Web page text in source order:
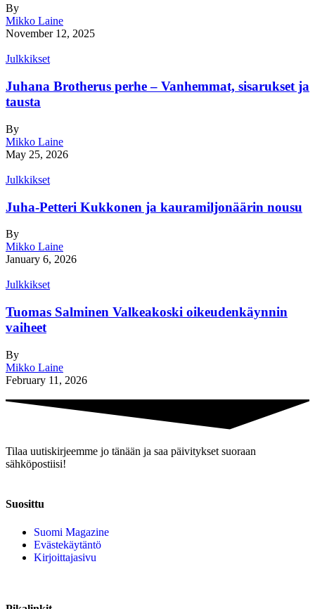
By
Mikko Laine
November 12, 2025
Julkkikset
Juhana Brotherus perhe – Vanhemmat, sisarukset ja
tausta
By
Mikko Laine
May 25, 2026
Julkkikset
Juha-Petteri Kukkonen ja kauramiljonäärin nousu
By
Mikko Laine
January 6, 2026
Julkkikset
Tuomas Salminen Valkeakoski oikeudenkäynnin
vaiheet
By
Mikko Laine
February 11, 2026
Tilaa uutiskirjeemme jo tänään ja saa päivitykset suoraan
sähköpostiisi!
Suosittu
Suomi Magazine
Evästekäytäntö
Kirjoittajasivu